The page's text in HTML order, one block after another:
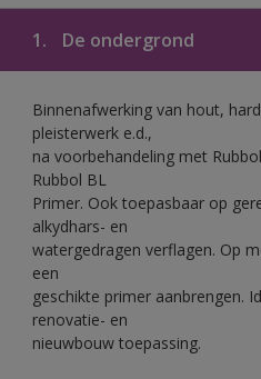
1. De ondergrond
Binnenafwerking van hout,
pleisterwerk e.d.,
na voorbehandeling met
Rubbol BL
Primer. Ook toepasbaar op
alkydhars- en
watergedragen verflagen. Op
een
geschikte primer aanbrengen.
renovatie- en
nieuwbouw toepassing.